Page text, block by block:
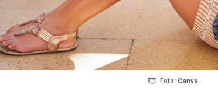
Foto: Canva